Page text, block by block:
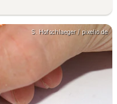
S. Hofschlaeger / pixelio.de